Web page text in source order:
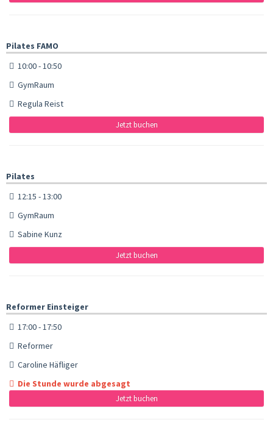
Pilates FAMO
10:00 - 10:50
GymRaum
Regula Reist
Jetzt buchen
Pilates
12:15 - 13:00
GymRaum
Sabine Kunz
Jetzt buchen
Reformer Einsteiger
17:00 - 17:50
Reformer
Caroline Häfliger
Die Stunde wurde abgesagt
Jetzt buchen